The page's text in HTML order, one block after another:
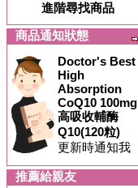
進階尋找商品
商品通知狀態
Doctor's Best
High
Absorption
CoQ10 100mg
高吸收輔酶
Q10(120粒)
更新時通知我
推薦給親友